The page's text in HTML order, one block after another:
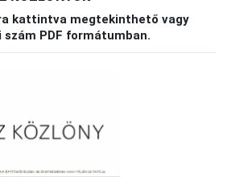
kattintva megtekinthető vagy
PDF formátumban.